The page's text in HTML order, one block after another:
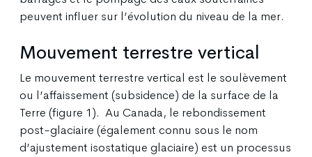
peuvent influer sur l’évolution du niveau de la mer.
Mouvement terrestre vertical
Le mouvement terrestre vertical est le soulèvement
ou l’affaissement (subsidence) de la surface de la
Terre (figure 1). Au Canada, le rebondissement
post-glaciaire (également connu sous le nom
d’ajustement isostatique glaciaire) est un processus